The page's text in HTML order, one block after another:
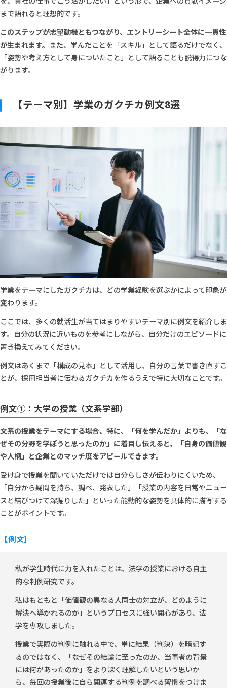
まで語れると理想的です。
このステップが志望動機ともつながり、エントリーシート全体に一貫性
が生まれます。 また、学んだことを「スキル」として語るだけでなく、
「姿勢や考え方として身についたこと」として語ることも説得力につな
がります。
【テーマ別】学業のガクチカ例文8選
学業をテーマにしたガクチカは、どの学業経験を選ぶかによって印象が
変わります。
ここでは、多くの就活生が当てはまりやすいテーマ別に例文を紹介しま
す。自分の状況に近いものを参考にしながら、自分だけのエピソードに
置き換えてみてください。
例文はあくまで「構成の見本」として活用し、自分の言葉で書き直すこ
とが、採用担当者に伝わるガクチカを作るうえで特に大切なことです。
例文①：大学の授業（文系学部）
文系の授業をテーマにする場合、特に、「何を学んだか」よりも、「な
ぜその分野を学ぼうと思ったのか」に着目し伝えると、「自身の価値観
や人柄」と企業とのマッチ度をアピールできます。
受け身で授業を聞いていただけでは自分らしさが伝わりにくいため、
「自分から疑問を持ち、調べ、発表した」「授業の内容を日常やニュー
スと結びつけて深掘りした」といった能動的な姿勢を具体的に描写する
ことがポイントです。
【例文】
私が学生時代に力を入れたことは、法学の授業における自主
的な判例研究です。
私はもともと「価値観の異なる人同士の対立が、どのように
解決へ導かれるのか」というプロセスに強い関心があり、法
学を専攻しました。
授業で実際の判例に触れる中で、単に結果（判決）を暗記す
るのではなく、「なぜその結論に至ったのか、当事者の背景
には何があったのか」をより深く理解したいという思いか
ら、毎回の授業後に自ら関連する判例を調べる習慣をつけま